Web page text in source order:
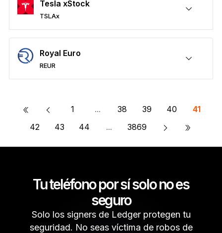
Tesla xStock
TSLAx
Enviar y recibir
Comprar
Permutar
Participar
Compatible con billeteras de terceros
Protege tus TSLAx
Royal Euro
REUR
Enviar y recibir
Comprar
Permutar
Participar
Compatible con billeteras de terceros
Protege tus REUR
« 1 ... 38 39 40
41
42
43 44 ... 3869 »
Tu teléfono por sí solo no es
seguro
Solo los signers de Ledger protegen tu
seguridad. No seas víctima de robos de